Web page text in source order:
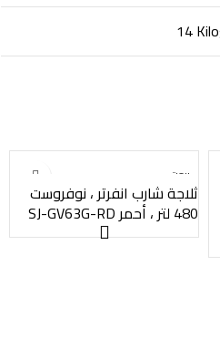
‎14
بيعت
ثلاجة شارب انفرتر ، نوفروست
480 لتر ، أحمر SJ-GV63G-RD